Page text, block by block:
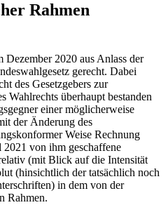
Rahmen
Dezember 2020 aus Anlass der
gerecht. Dabei
des Gesetzgebers zur
Wahlrechts überhaupt bestanden
einer möglicherweise
der Änderung des
Weise Rechnung
von ihm geschaffene
(mit Blick auf die Intensität
(hinsichtlich der tatsächlich noch
in dem von der
Rahmen.